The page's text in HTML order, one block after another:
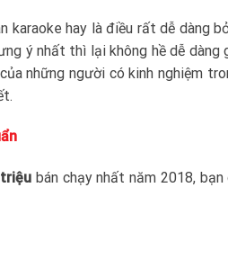
karaoke hay là điều rất dễ dàng
ý nhất thì lại không hề dễ dàng
những người có kinh nghiệm
bán chạy nhất năm 2018,